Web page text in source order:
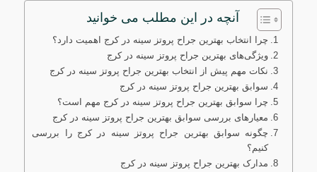
آنچه در این مطلب می خوانید
چرا انتخاب بهترین جراح پروتز سینه در کرج اهمیت دارد؟
ویژگی‌های بهترین جراح پروتز سینه در کرج
نکات مهم پیش از انتخاب بهترین جراح پروتز سینه در کرج
سوابق بهترین جراح پروتز سینه در کرج
چرا سوابق بهترین جراح پروتز سینه در کرج مهم است؟
معیارهای بررسی سوابق بهترین جراح پروتز سینه در کرج
چگونه سوابق بهترین جراح پروتز سینه در کرج را بررسی
کنیم؟
مدارک بهترین جراح پروتز سینه در کرج